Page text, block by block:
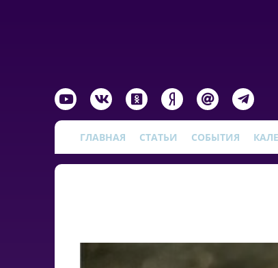
ГЛАВНАЯ СТАТЬИ СОБЫТИЯ